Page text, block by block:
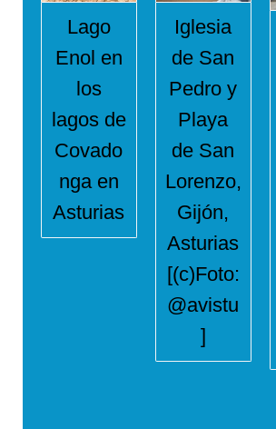
Lago
Enol en
los
lagos de
Covado
nga en
Asturias
Iglesia
de San
Pedro y
Playa
de San
Lorenzo,
Gijón,
Asturias
[(c)Foto:
@avistu
]